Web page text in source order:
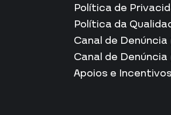
Política de
Política da
Canal de
Canal de Denúncia
Apoios e Incentivos